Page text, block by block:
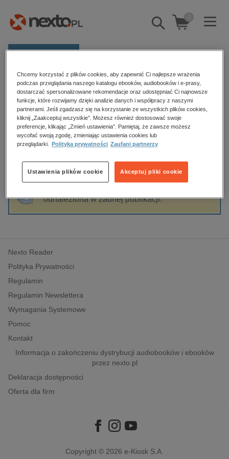
Pokaż/schowaj
wyszukiwarkę
0
Kategorie
Zobacz wszystkie E-prasa
budownictwo, aranżacja wnętrz
biznesowe, branżowe, gospodarka
dzienniki
edukacja
hobby, sport, rozrywka
komputery, internet, technologie, informatyka
polityka, społeczno-informacyjne
psychologiczne
inne
popularno-naukowe
historia
Strona główna Wojciech Bergier
Wojciech Bergier
Sortowanie Filtrowanie
odnaleziona w żadnej publikacji.
Nexto Reader
Polityka Prywatności
Regulamin
Regulamin Newslettera
Wymagania Systemowe
Pomoc
Kontakt
Informacja o zakończeniu dystrybucji audiobooków i ebooków
przez nexto.pl
Deklaracja dostępności
Oferta dla firm
Copyright © 2026 e-Kiosk S.A.
Chcemy korzystać z plików cookies, aby zapewnić Ci najlepsze wrażenia
podczas przeglądania naszego katalogu ebooków, audiobooków i e-prasy,
dostarczać spersonalizowane rekomendacje oraz udostępniać Ci najnowsze
funkcje, które rozwijamy dzięki analizie danych i współpracy z naszymi
partnerami. Jeśli zgadzasz się na korzystanie ze wszystkich plików cookies,
kliknij „Zaakceptuj wszystkie”. Możesz również dostosować swoje
preferencje, klikając „Zmień ustawienia”. Pamiętaj, że zawsze możesz
wycofać swoją zgodę, zmieniając ustawienia cookies lub
przeglądarki.
Polityka prywatności Zaufani partnerzy
Akceptuj pliki cookie
Ustawienia plików cookie